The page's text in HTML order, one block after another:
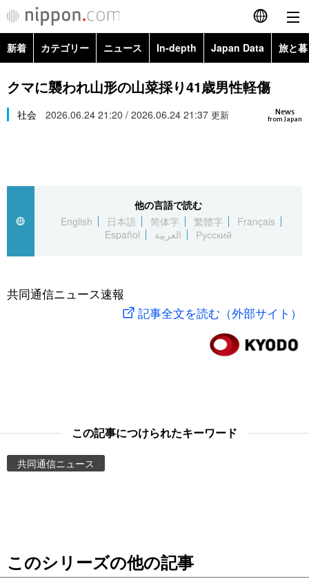
English
简体字
繁體字
العربية
社会
旅と暮らし
東京
新着 カテゴリー ニュース In-depth Japan Data 旅と
政治・外交
経済・ビジネス
社会
文化
科学・技術
暮らし
Topics
Images
お知らせ
クマに襲われ山形の山菜採り41歳男性軽傷
News
from Japan
社会 2026.06.24 21:20 / 2026.06.24 21:37 更新
他の言語で読む
English
日本語 简体字 繁體字
Français
Español
العربية Русский
共同通信ニュース速報
記事全文を読む（外部サイト）
この記事につけられたキーワード
共同通信ニュース
このシリーズの他の記事